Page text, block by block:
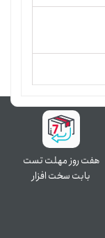
هفت روز مهلت تست
بابت سخت افزار